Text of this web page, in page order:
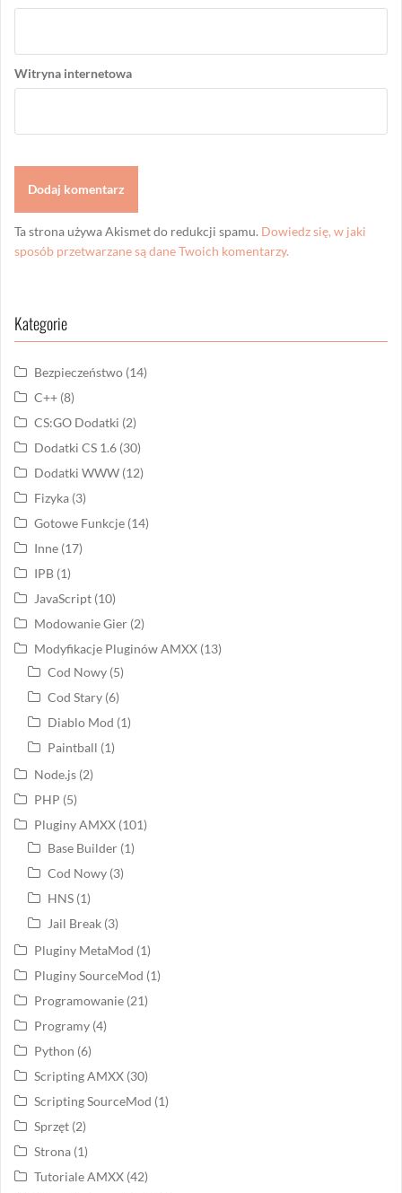
Witryna internetowa
Ta strona używa Akismet do redukcji spamu. Dowiedz się, w jaki
sposób przetwarzane są dane Twoich komentarzy.
Kategorie
Bezpieczeństwo (14)
C++ (8)
CS:GO Dodatki (2)
Dodatki CS 1.6 (30)
Dodatki WWW (12)
Fizyka (3)
Gotowe Funkcje (14)
Inne (17)
IPB (1)
JavaScript (10)
Modowanie Gier (2)
Modyfikacje Pluginów AMXX (13)
Cod Nowy (5)
Cod Stary (6)
Diablo Mod (1)
Paintball (1)
Node.js (2)
PHP (5)
Pluginy AMXX (101)
Base Builder (1)
Cod Nowy (3)
HNS (1)
Jail Break (3)
Pluginy MetaMod (1)
Pluginy SourceMod (1)
Programowanie (21)
Programy (4)
Python (6)
Scripting AMXX (30)
Scripting SourceMod (1)
Sprzęt (2)
Strona (1)
Tutoriale AMXX (42)